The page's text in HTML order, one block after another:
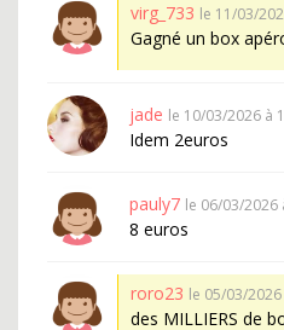
virg_733 le 11/03/
Gagné un box
jade le 10/03/2026 à
Idem 2euros
pauly7 le 06/03/2026
8 euros
roro23 le 05/03/
des MILLIERS de